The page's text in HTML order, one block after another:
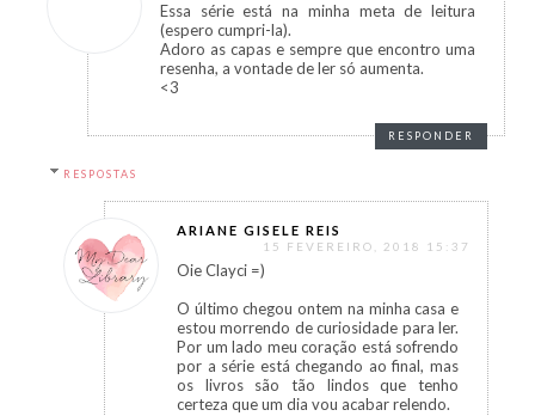
Essa série está na minha meta de leitura
(espero cumpri-la).
Adoro as capas e sempre que encontro uma
resenha, a vontade de ler só aumenta.
<3
RESPONDER
RESPOSTAS
ARIANE GISELE REIS
15 FEVEREIRO, 2018 15:37
Oie Clayci =)
O último chegou ontem na minha casa e
estou morrendo de curiosidade para ler.
Por um lado meu coração está sofrendo
por a série está chegando ao final, mas
os livros são tão lindos que tenho
certeza que um dia vou acabar relendo.